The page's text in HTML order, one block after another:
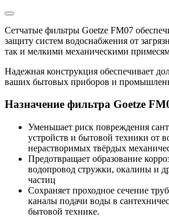
Сетчатые фильтры Goetze FM07
защиту систем водоснабжения от
так и мелкими механическими
Надежная конструкция обеспечивает
ваших бытовых приборов и
Назначение фильтра Goetze
Уменьшает риск повреждения
устройств и бытовой техники от
нерастворимых твёрдых
Предотвращает образование
водопровод стружки, окалины и
частиц
Сохраняет проходное сечение
каналы подачи воды в
бытовой технике.